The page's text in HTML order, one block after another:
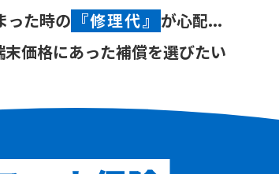
った時の
『修理代』
が心配...
末価格にあった補償を選びたい